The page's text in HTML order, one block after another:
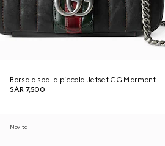
Borsa a spalla piccola Jetset GG Marmont
SAR 7,500
Novità